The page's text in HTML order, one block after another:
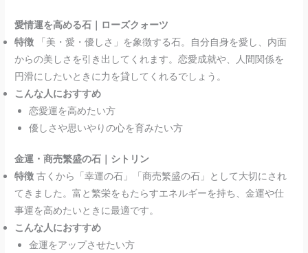
愛情運を高める石｜ローズクォーツ
特徴 「美・愛・優しさ」を象徴する石。自分自身を愛し、内面
からの美しさを引き出してくれます。恋愛成就や、人間関係を
円滑にしたいときに力を貸してくれるでしょう。
こんな人におすすめ
恋愛運を高めたい方
優しさや思いやりの心を育みたい方
金運・商売繁盛の石｜シトリン
特徴 古くから「幸運の石」「商売繁盛の石」として大切にされ
てきました。富と繁栄をもたらすエネルギーを持ち、金運や仕
事運を高めたいときに最適です。
こんな人におすすめ
金運をアップさせたい方